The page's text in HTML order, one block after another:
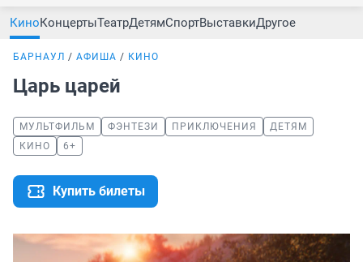
КиноКонцертыТеатрДетямСпортВыставкиДругое
БАРНАУЛ АФИША КИНО
Царь царей
МУЛЬТФИЛЬМ ФЭНТЕЗИ ПРИКЛЮЧЕНИЯ
ДЕТЯМ
КИНО
6+
Купить билеты